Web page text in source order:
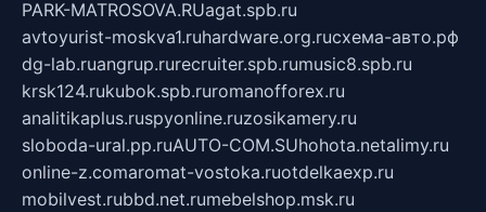
PARK-MATROSOVA.RUagat.spb.ru
avtoyurist-moskva1.ruhardware.org.ruсхема-авто.рф
dg-lab.ruangrup.rurecruiter.spb.rumusic8.spb.ru
krsk124.rukubok.spb.ruromanofforex.ru
analitikaplus.ruspyonline.ruzosikamery.ru
sloboda-ural.pp.ruAUTO-COM.SUhohota.netalimy.ru
online-z.comaromat-vostoka.ruotdelkaexp.ru
mobilvest.rubbd.net.rumebelshop.msk.ru